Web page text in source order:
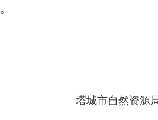
。
塔城市自然资源